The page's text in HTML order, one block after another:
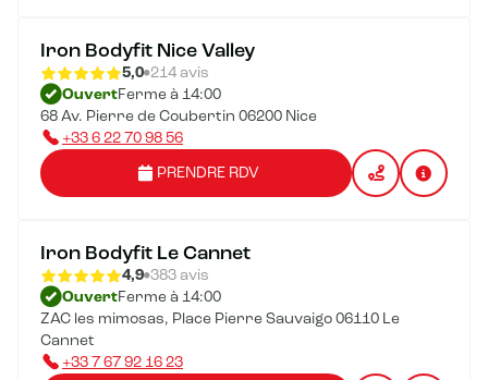
Iron Bodyfit Nice Valley
5,0 214 avis
OuvertFerme à 14:00
68 Av. Pierre de Coubertin 06200 Nice
+33 6 22 70 98 56
PRENDRE RDV
Iron Bodyfit Le Cannet
4,9 383 avis
OuvertFerme à 14:00
ZAC les mimosas, Place Pierre Sauvaigo 06110 Le
Cannet
+33 7 67 92 16 23